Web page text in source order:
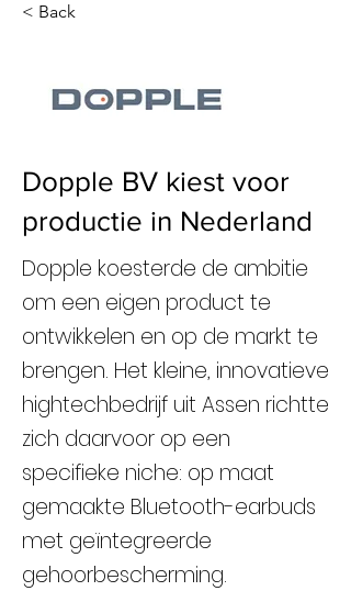
< Back
Dopple BV kiest voor
productie in Nederland
Dopple koesterde de ambitie
om een eigen product te
ontwikkelen en op de markt te
brengen. Het kleine, innovatieve
hightechbedrijf uit Assen richtte
zich daarvoor op een
specifieke niche: op maat
gemaakte Bluetooth-earbuds
met geïntegreerde
gehoorbescherming.